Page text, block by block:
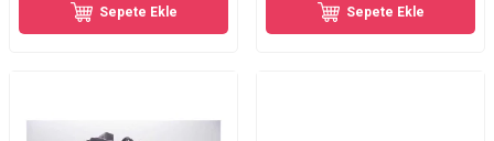
Sepete Ekle Sepete Ekle